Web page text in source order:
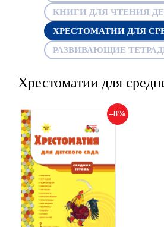
КНИГИ ДЛЯ ЧТЕНИЯ
ХРЕСТОМАТИИ ДЛЯ
РАЗВИВАЮЩИЕ
Хрестоматии для
8